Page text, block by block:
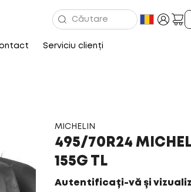
Serviciu clienți
MICHELIN
495/70R24
155G TL
Autentificați-vă și